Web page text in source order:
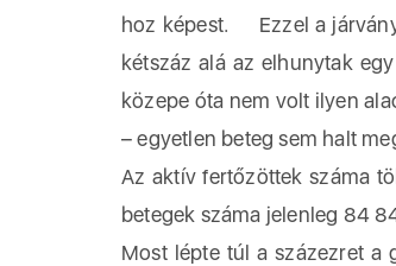
hoz képest. Ezzel a
kétszáz alá az elhunytak
közepe óta nem volt ilyen
– egyetlen beteg sem halt
Az aktív fertőzöttek száma
betegek száma jelenleg 84
Most lépte túl a százezret a